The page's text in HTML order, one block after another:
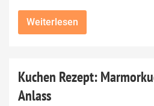
Weiterlesen
Kuchen Rezept:
Anlass